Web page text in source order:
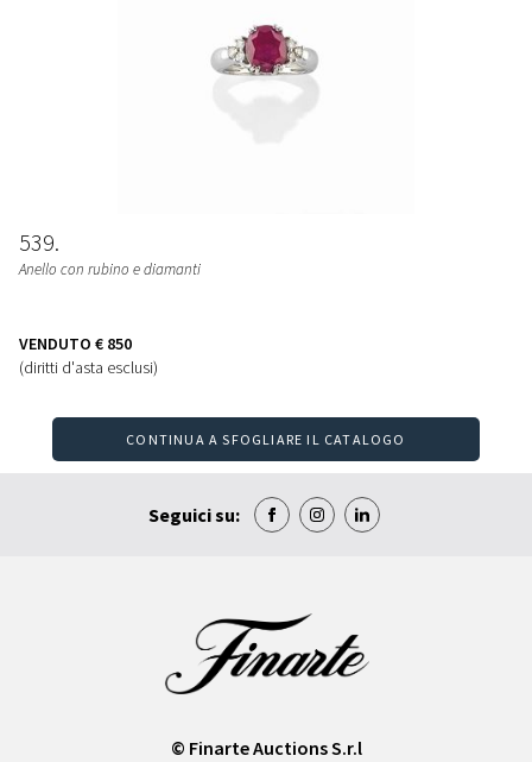
539
Anello con rubino e diamanti
VENDUTO € 850
(diritti d'asta esclusi)
CONTINUA A SFOGLIARE IL CATALOGO
Seguici su:
© Finarte Auctions S.r.l